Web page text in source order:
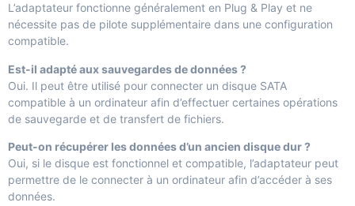
L’adaptateur fonctionne généralement en Plug & Play et ne
nécessite pas de pilote supplémentaire dans une configuration
compatible.
Est-il adapté aux sauvegardes de données ?
Oui. Il peut être utilisé pour connecter un disque SATA
compatible à un ordinateur afin d’effectuer certaines opérations
de sauvegarde et de transfert de fichiers.
Peut-on récupérer les données d’un ancien disque dur ?
Oui, si le disque est fonctionnel et compatible, l’adaptateur peut
permettre de le connecter à un ordinateur afin d’accéder à ses
données.